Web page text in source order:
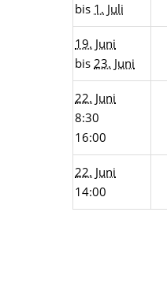
bis 1. Juli
19. Juni
bis 23. Juni
22. Juni
8:30
16:00
22. Juni
14:00